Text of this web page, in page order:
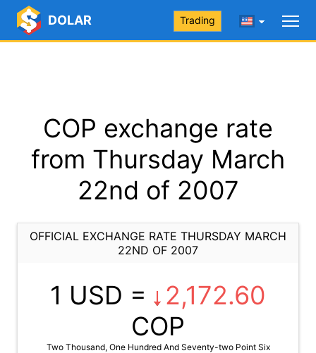
DOLAR Trading
COP exchange rate
from Thursday March
22nd of 2007
OFFICIAL EXCHANGE RATE THURSDAY MARCH
22ND OF 2007
1 USD =
2,172.60
COP
Two Thousand, One Hundred And Seventy-two Point Six